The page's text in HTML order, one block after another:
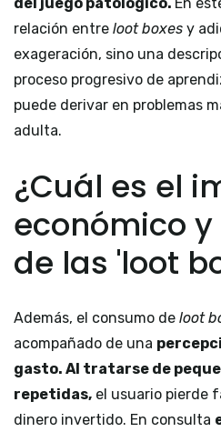
relación entre loot boxes y
exageración, sino una
proceso progresivo de
puede derivar en problemas
adulta.
¿Cuál es el
económico
de las 'loot
Además, el consumo de loot
acompañado de una
gasto. Al tratarse de
repetidas, el usuario pierde
dinero invertido. En consulta